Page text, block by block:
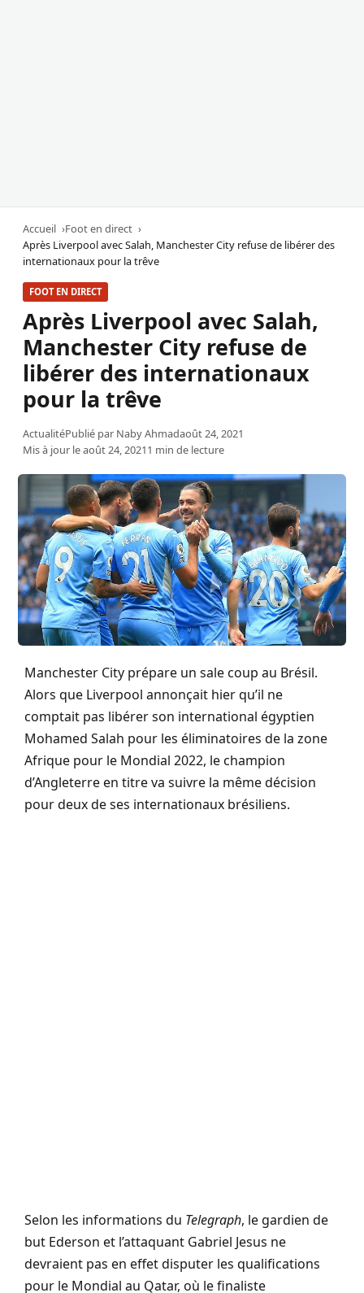
Accueil
Foot en direct
Après Liverpool avec Salah, Manchester City refuse de libérer des
internationaux pour la trêve
FOOT EN DIRECT
Après Liverpool avec Salah,
Manchester City refuse de
libérer des internationaux
pour la trêve
ActualitéPublié par Naby Ahmadaoût 24, 2021
Mis à jour le août 24, 20211 min de lecture
Manchester City prépare un sale coup au Brésil.
Alors que Liverpool annonçait hier qu’il ne
comptait pas libérer son international égyptien
Mohamed Salah pour les éliminatoires de la zone
Afrique pour le Mondial 2022, le champion
d’Angleterre en titre va suivre la même décision
pour deux de ses internationaux brésiliens.
Selon les informations du Telegraph, le gardien de
but Ederson et l’attaquant Gabriel Jesus ne
devraient pas en effet disputer les qualifications
pour le Mondial au Qatar, où le finaliste